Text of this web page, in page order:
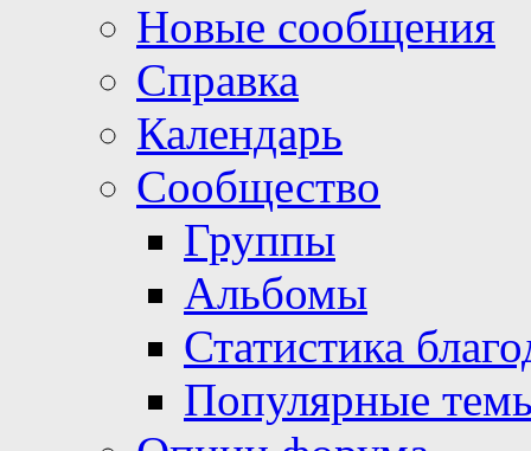
Новые сообщения
Справка
Календарь
Сообщество
Группы
Альбомы
Статистика
Популярные